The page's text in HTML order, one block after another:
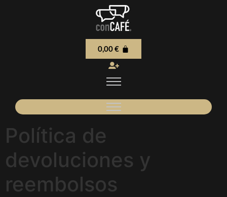
0,00€
Política de
devoluciones y
reembolsos